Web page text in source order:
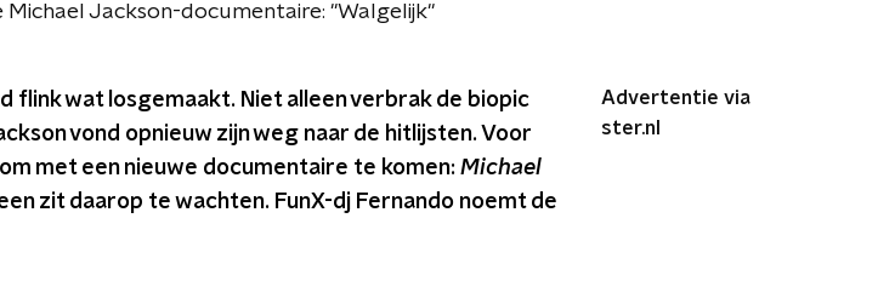
Jackson-documentaire: "Walgelijk"
flink wat losgemaakt. Niet alleen verbrak de biopic
vond opnieuw zijn weg naar de hitlijsten. Voor
met een nieuwe documentaire te komen: Michael
zit daarop te wachten. FunX-dj Fernando noemt de
Advertentie via
ster.nl